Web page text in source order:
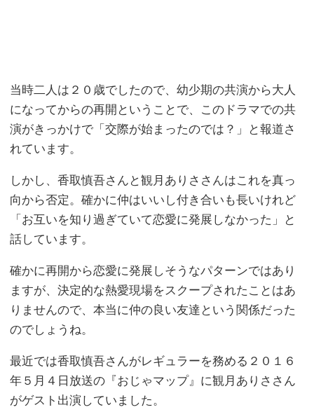
当時二人は２０歳でしたので、幼少期の共演から大人
になってからの再開ということで、このドラマでの共
演がきっかけで「交際が始まったのでは？」と報道さ
れています。
しかし、香取慎吾さんと観月ありささんはこれを真っ
向から否定。確かに仲はいいし付き合いも長いけれど
「お互いを知り過ぎていて恋愛に発展しなかった」と
話しています。
確かに再開から恋愛に発展しそうなパターンではあり
ますが、決定的な熱愛現場をスクープされたことはあ
りませんので、本当に仲の良い友達という関係だった
のでしょうね。
最近では香取慎吾さんがレギュラーを務める２０１６
年５月４日放送の『おじゃマップ』に観月ありささん
がゲスト出演していました。